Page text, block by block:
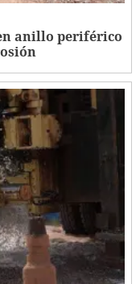
anillo periférico